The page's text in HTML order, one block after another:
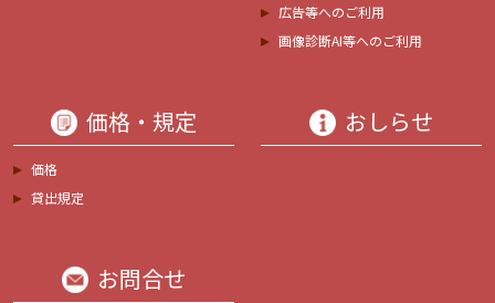
広告等へのご利用
画像診断AI等へのご利用
価格・規定
価格
貸出規定
おしらせ
お問合せ